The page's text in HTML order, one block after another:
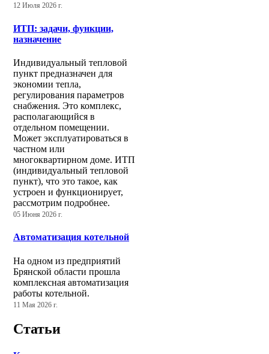
12 Июля 2026 г.
ИТП: задачи, функции,
назначение
Индивидуальный тепловой
пункт предназначен для
экономии тепла,
регулирования параметров
снабжения. Это комплекс,
располагающийся в
отдельном помещении.
Может эксплуатироваться в
частном или
многоквартирном доме. ИТП
(индивидуальный тепловой
пункт), что это такое, как
устроен и функционирует,
рассмотрим подробнее.
05 Июня 2026 г.
Автоматизация котельной
На одном из предприятий
Брянской области прошла
комплексная автоматизация
работы котельной.
11 Мая 2026 г.
Статьи